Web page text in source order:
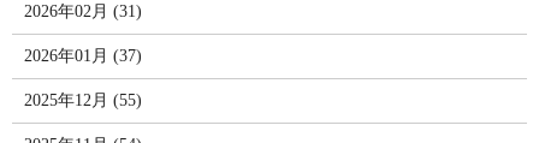
2026年02月 (31)
2026年01月 (37)
2025年12月 (55)